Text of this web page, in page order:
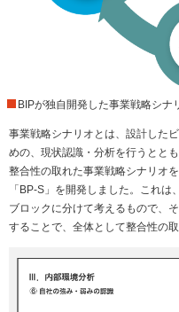
BIPが独自開発した事業戦略シナ
事業戦略シナリオとは、設計した
めの、現状認識・分析を行うとと
整合性の取れた事業戦略シナリオ
「BP-S」を開発しました。これ
ブロックに分けて考えるもので、
することで、全体として整合性の